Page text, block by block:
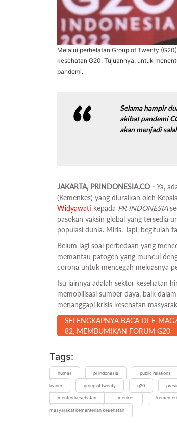
Melalui perhelatan Group of Twenty
kesehatan G20. Tujuannya, untuk
pandemi.
Selama hampir
akibat pandemi
akan menjadi
JAKARTA, PRINDONESIA.CO - Ya,
(Kemenkes) yang diuraikan oleh
Widyawati kepada PR INDONESIA
pasokan vaksin global yang tersedia
populasi dunia. Miris. Tapi, begitulah
Belum lagi soal perbedaan yang
memantau patogen yang muncul
corona untuk mencegah meluasnya
Isu lainnya adalah sektor kesehatan
memobilisasi sumber daya, baik
menanggapi krisis kesehatan
SELENGKAPNYA BACA DI E-
82, MEMBUMIKAN FORUM G20
Tags:
humas pr indonesia public relations
leader group of twenty g20
menteri kesehatan menkes
masyarakat kementerian kesehatan